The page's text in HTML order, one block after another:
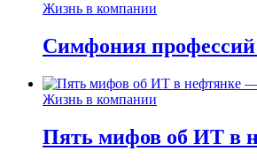
Жизнь в компании
Симфония профессий
Жизнь в компании
Пять мифов об ИТ в